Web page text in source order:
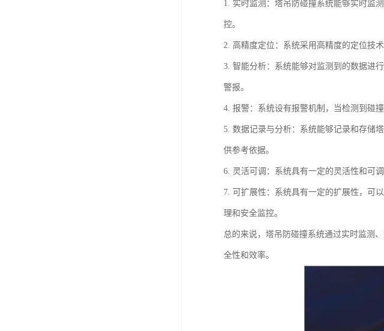
1. 实时监测：塔吊防碰撞系统能够实时监
控。
2. 高精度定位：系统采用高精度的定位技
3. 智能分析：系统能够对监测到的数据进
警报。
4. 报警：系统设有报警机制，当检测到碰
5. 数据记录与分析：系统能够记录和存储
供参考依据。
6. 灵活可调：系统具有一定的灵活性和可
7. 可扩展性：系统具有一定的扩展性，可
理和安全监控。
总的来说，塔吊防碰撞系统通过实时监测
全性和效率。